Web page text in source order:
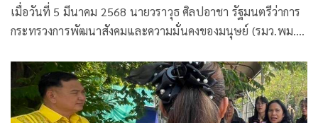
เมื่อวันที่ 5 มีนาคม 2568 นายวราวุธ ศิลปอาชา รัฐมนตรีว่าการ
กระทรวงการพัฒนาสังคมและความมั่นคงของมนุษย์ (รมว.พม.)
ทุกปี เป็นวันสตรีสากล